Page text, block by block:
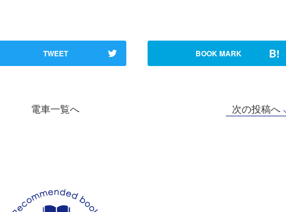
TWEET BOOK MARK B!
電車一覧へ 次の投稿へ